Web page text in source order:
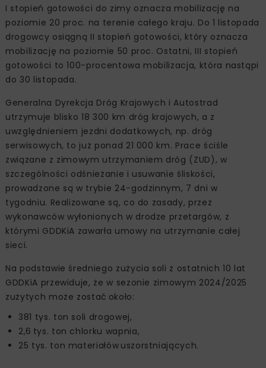
I stopień gotowości do zimy oznacza mobilizację na
poziomie 20 proc. na terenie całego kraju. Do 1 listopada
drogowcy osiągną II stopień gotowości, który oznacza
mobilizację na poziomie 50 proc. Ostatni, III stopień
gotowości to 100-procentowa mobilizacja, która nastąpi
do 30 listopada.
Generalna Dyrekcja Dróg Krajowych i Autostrad
utrzymuje blisko 18 300 km dróg krajowych, a z
uwzględnieniem jezdni dodatkowych, np. dróg
serwisowych, to już ponad 21 000 km. Prace ściśle
związane z zimowym utrzymaniem dróg (ZUD), w
szczególności odśnieżanie i usuwanie śliskości,
prowadzone są w trybie 24-godzinnym, 7 dni w
tygodniu. Realizowane są, co do zasady, przez
wykonawców wyłonionych w drodze przetargów, z
którymi GDDKiA zawarła umowy na utrzymanie całej
sieci.
Na podstawie średniego zużycia soli z ostatnich 10 lat
GDDKiA przewiduje, że w sezonie zimowym 2024/2025
zużytych może zostać około:
381 tys. ton soli drogowej,
2,6 tys. ton chlorku wapnia,
25 tys. ton materiałów uszorstniających.